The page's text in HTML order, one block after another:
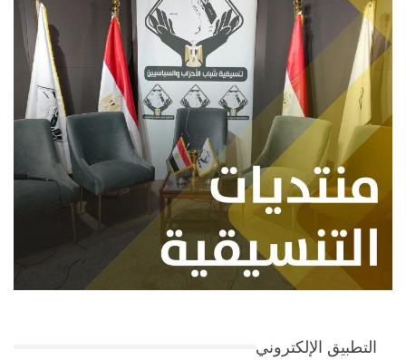
التطبيق الإلكتروني